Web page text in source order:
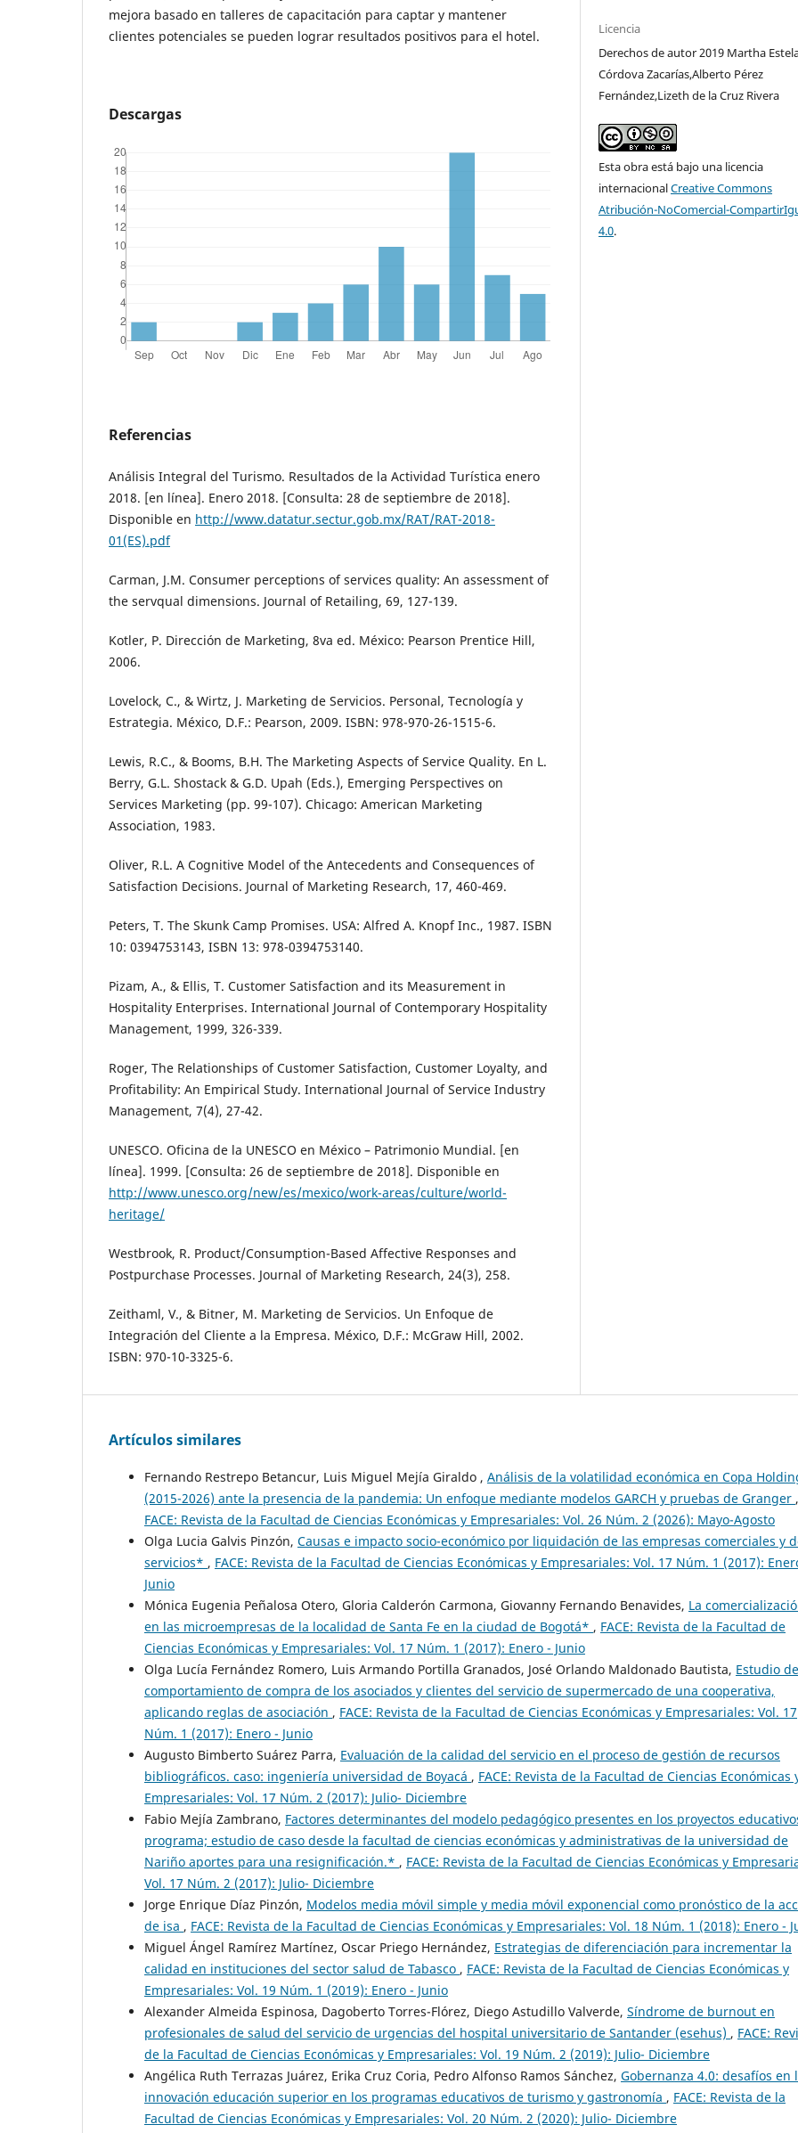
mejora basado en talleres de capacitación para captar y mantener
clientes potenciales se pueden lograr resultados positivos para el hotel.
Descargas
Referencias
Análisis Integral del Turismo. Resultados de la Actividad Turística enero
2018. [en línea]. Enero 2018. [Consulta: 28 de septiembre de 2018].
Disponible en http://www.datatur.sectur.gob.mx/RAT/RAT-2018-
01(ES).pdf
Carman, J.M. Consumer perceptions of services quality: An assessment of
the servqual dimensions. Journal of Retailing, 69, 127-139.
Kotler, P. Dirección de Marketing, 8va ed. México: Pearson Prentice Hill,
2006.
Lovelock, C., & Wirtz, J. Marketing de Servicios. Personal, Tecnología y
Estrategia. México, D.F.: Pearson, 2009. ISBN: 978-970-26-1515-6.
Lewis, R.C., & Booms, B.H. The Marketing Aspects of Service Quality. En L.
Berry, G.L. Shostack & G.D. Upah (Eds.), Emerging Perspectives on
Services Marketing (pp. 99-107). Chicago: American Marketing
Association, 1983.
Oliver, R.L. A Cognitive Model of the Antecedents and Consequences of
Satisfaction Decisions. Journal of Marketing Research, 17, 460-469.
Peters, T. The Skunk Camp Promises. USA: Alfred A. Knopf Inc., 1987. ISBN
10: 0394753143, ISBN 13: 978-0394753140.
Pizam, A., & Ellis, T. Customer Satisfaction and its Measurement in
Hospitality Enterprises. International Journal of Contemporary Hospitality
Management, 1999, 326-339.
Roger, The Relationships of Customer Satisfaction, Customer Loyalty, and
Profitability: An Empirical Study. International Journal of Service Industry
Management, 7(4), 27-42.
UNESCO. Oficina de la UNESCO en México – Patrimonio Mundial. [en
línea]. 1999. [Consulta: 26 de septiembre de 2018]. Disponible en
http://www.unesco.org/new/es/mexico/work-areas/culture/world-
heritage/
Westbrook, R. Product/Consumption-Based Affective Responses and
Postpurchase Processes. Journal of Marketing Research, 24(3), 258.
Zeithaml, V., & Bitner, M. Marketing de Servicios. Un Enfoque de
Integración del Cliente a la Empresa. México, D.F.: McGraw Hill, 2002.
ISBN: 970-10-3325-6.
Licencia
Derechos de autor 2019 Martha
Córdova Zacarías,Alberto Pérez
Fernández,Lizeth de la Cruz Rivera
Esta obra está bajo una licencia
internacionalCreative Commons
Atribución-NoComercial-
4.0.
Artículos similares
Fernando Restrepo Betancur, Luis Miguel Mejía Giraldo , Análisis de la volatilidad económica en Copa
(2015-2026) ante la presencia de la pandemia: Un enfoque mediante modelos GARCH y pruebas de Granger ,
FACE: Revista de la Facultad de Ciencias Económicas y Empresariales: Vol. 26 Núm. 2 (2026): Mayo-Agosto
Olga Lucia Galvis Pinzón, Causas e impacto socio-económico por liquidación de las empresas comerciales y
servicios* , FACE: Revista de la Facultad de Ciencias Económicas y Empresariales: Vol. 17 Núm. 1 (2017):
Junio
Mónica Eugenia Peñalosa Otero, Gloria Calderón Carmona, Giovanny Fernando Benavides, La
en las microempresas de la localidad de Santa Fe en la ciudad de Bogotá* , FACE: Revista de la Facultad de
Ciencias Económicas y Empresariales: Vol. 17 Núm. 1 (2017): Enero - Junio
Olga Lucía Fernández Romero, Luis Armando Portilla Granados, José Orlando Maldonado Bautista, Estudio
comportamiento de compra de los asociados y clientes del servicio de supermercado de una cooperativa,
aplicando reglas de asociación , FACE: Revista de la Facultad de Ciencias Económicas y Empresariales: Vol. 17
Núm. 1 (2017): Enero - Junio
Augusto Bimberto Suárez Parra, Evaluación de la calidad del servicio en el proceso de gestión de recursos
bibliográficos. caso: ingeniería universidad de Boyacá , FACE: Revista de la Facultad de Ciencias Económicas
Empresariales: Vol. 17 Núm. 2 (2017): Julio- Diciembre
Fabio Mejía Zambrano, Factores determinantes del modelo pedagógico presentes en los proyectos
programa; estudio de caso desde la facultad de ciencias económicas y administrativas de la universidad de
Nariño aportes para una resignificación.* , FACE: Revista de la Facultad de Ciencias Económicas y
Vol. 17 Núm. 2 (2017): Julio- Diciembre
Jorge Enrique Díaz Pinzón, Modelos media móvil simple y media móvil exponencial como pronóstico de la
de isa , FACE: Revista de la Facultad de Ciencias Económicas y Empresariales: Vol. 18 Núm. 1 (2018): Enero -
Miguel Ángel Ramírez Martínez, Oscar Priego Hernández, Estrategias de diferenciación para incrementar la
calidad en instituciones del sector salud de Tabasco , FACE: Revista de la Facultad de Ciencias Económicas y
Empresariales: Vol. 19 Núm. 1 (2019): Enero - Junio
Alexander Almeida Espinosa, Dagoberto Torres-Flórez, Diego Astudillo Valverde, Síndrome de burnout en
profesionales de salud del servicio de urgencias del hospital universitario de Santander (esehus) , FACE:
de la Facultad de Ciencias Económicas y Empresariales: Vol. 19 Núm. 2 (2019): Julio- Diciembre
Angélica Ruth Terrazas Juárez, Erika Cruz Coria, Pedro Alfonso Ramos Sánchez, Gobernanza 4.0: desafíos en
innovación educación superior en los programas educativos de turismo y gastronomía , FACE: Revista de la
Facultad de Ciencias Económicas y Empresariales: Vol. 20 Núm. 2 (2020): Julio- Diciembre